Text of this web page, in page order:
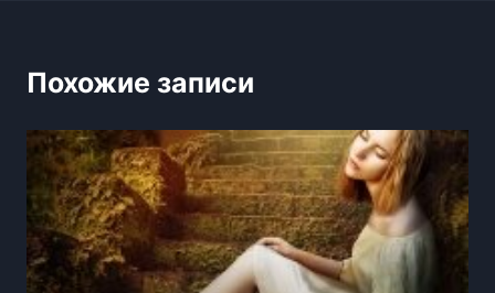
Похожие записи